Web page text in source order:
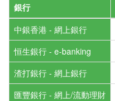
銀行
中銀香港 - 網上銀行
恒生銀行 - e-banking
渣打銀行 - 網上銀行
匯豐銀行 - 網上/流動理財